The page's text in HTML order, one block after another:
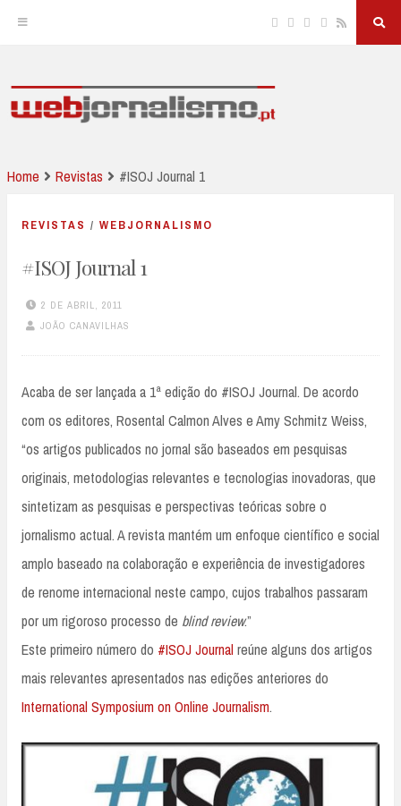
Skip
Facebook
TwitterLinkedin
Instagram
Home Revistas #ISOJ Journal 1
REVISTAS / WEBJORNALISMO
#ISOJ Journal 1
2 DE ABRIL, 2011
JOÃO CANAVILHAS
Acaba de ser lançada a 1ª edição do #ISOJ Journal. De acordo
com os editores, Rosental Calmon Alves e Amy Schmitz Weiss,
“os artigos publicados no jornal são baseados em pesquisas
originais, metodologias relevantes e tecnologias inovadoras, que
sintetizam as pesquisas e perspectivas teóricas sobre o
jornalismo actual. A revista mantém um enfoque científico e social
amplo baseado na colaboração e experiência de investigadores
de renome internacional neste campo, cujos trabalhos passaram
por um rigoroso processo de blind review.”
Este primeiro número do #ISOJ Journal reúne alguns dos artigos
mais relevantes apresentados nas edições anteriores do
International Symposium on Online Journalism.